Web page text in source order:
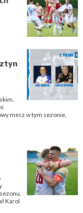
mecz w tym sezonie,
Karol